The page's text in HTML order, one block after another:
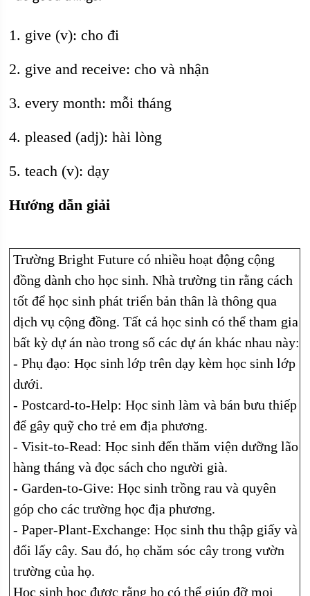
1. give (v): cho đi
2. give and receive: cho và nhận
3. every month: mỗi tháng
4. pleased (adj): hài lòng
5. teach (v): dạy
Hướng dẫn giải
Trường Bright Future có nhiều hoạt động cộng
đồng dành cho học sinh. Nhà trường tin rằng cách
tốt để học sinh phát triển bản thân là thông qua
dịch vụ cộng đồng. Tất cả học sinh có thể tham gia
bất kỳ dự án nào trong số các dự án khác nhau này:
- Phụ đạo: Học sinh lớp trên dạy kèm học sinh lớp
dưới.
- Postcard-to-Help: Học sinh làm và bán bưu thiếp
để gây quỹ cho trẻ em địa phương.
- Visit-to-Read: Học sinh đến thăm viện dưỡng lão
hàng tháng và đọc sách cho người già.
- Garden-to-Give: Học sinh trồng rau và quyên
góp cho các trường học địa phương.
- Paper-Plant-Exchange: Học sinh thu thập giấy và
đổi lấy cây. Sau đó, họ chăm sóc cây trong vườn
trường của họ.
Học sinh học được rằng họ có thể giúp đỡ mọi